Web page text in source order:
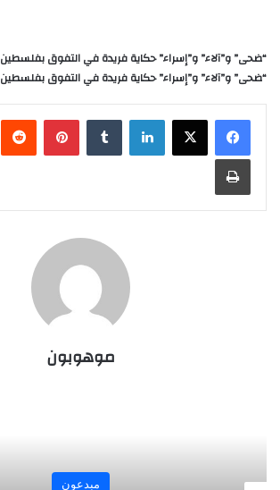
“ضحى” و”آلاء” و”إسراء” حكاية فريدة في التفوق بفلسطين
“ضحى” و”آلاء” و”إسراء” حكاية فريدة في التفوق بفلسطين
لينكدإن بينتيريست
موهوبون
مبدعون